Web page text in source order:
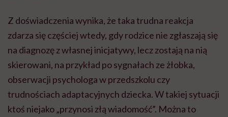
Z doświadczenia wynika, że taka trudna reakcja
zdarza się częściej wtedy, gdy rodzice nie zgłaszają się
na diagnozę z własnej inicjatywy, lecz zostają na nią
skierowani, na przykład po sygnałach ze żłobka,
obserwacji psychologa w przedszkolu czy
trudnościach adaptacyjnych dziecka. W takiej sytuacji
ktoś niejako „przynosi złą wiadomość”. Można to